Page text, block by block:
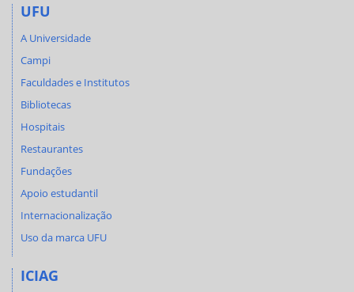
UFU
A Universidade
Campi
Faculdades e Institutos
Bibliotecas
Hospitais
Restaurantes
Fundações
Apoio estudantil
Internacionalização
Uso da marca UFU
ICIAG